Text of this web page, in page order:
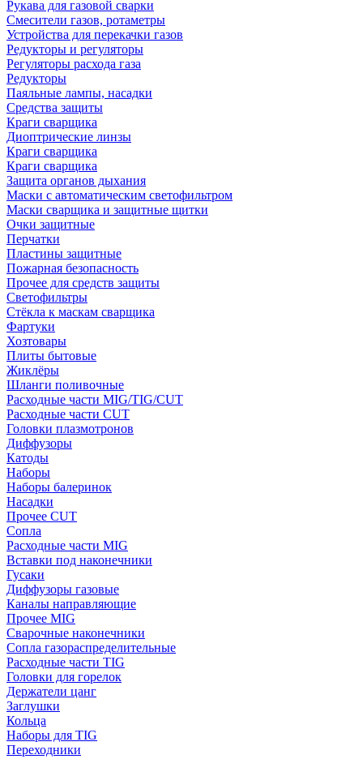
Рукава для газовой сварки
Смесители газов, ротаметры
Устройства для перекачки газов
Редукторы и регуляторы
Регуляторы расхода газа
Редукторы
Паяльные лампы, насадки
Средства защиты
Краги сварщика
Диоптрические линзы
Краги сварщика
Краги сварщика
Защита органов дыхания
Маски с автоматическим светофильтром
Маски сварщика и защитные щитки
Очки защитные
Перчатки
Пластины защитные
Пожарная безопасность
Прочее для средств защиты
Светофильтры
Стёкла к маскам сварщика
Фартуки
Хозтовары
Плиты бытовые
Жиклёры
Шланги поливочные
Расходные части MIG/TIG/CUT
Расходные части CUT
Головки плазмотронов
Диффузоры
Катоды
Наборы
Наборы балеринок
Насадки
Прочее CUT
Сопла
Расходные части MIG
Вставки под наконечники
Гусаки
Диффузоры газовые
Каналы направляющие
Прочее MIG
Сварочные наконечники
Сопла газораспределительные
Расходные части TIG
Головки для горелок
Держатели цанг
Заглушки
Кольца
Наборы для TIG
Переходники